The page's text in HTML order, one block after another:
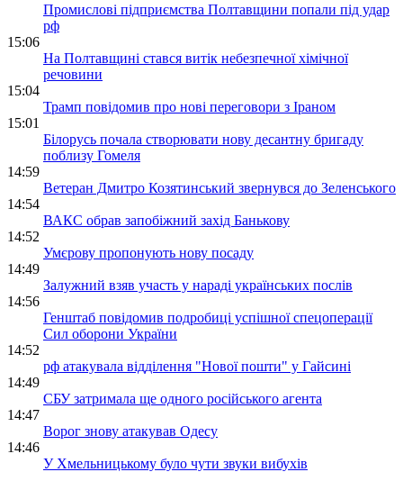
Промислові підприємства Полтавщини попали під удар
рф
15:06
На Полтавщині стався витік небезпечної хімічної
речовини
15:04
Трамп повідомив про нові переговори з Іраном
15:01
Білорусь почала створювати нову десантну бригаду
поблизу Гомеля
14:59
Ветеран Дмитро Козятинський звернувся до Зеленського
14:54
ВАКС обрав запобіжний захід Банькову
14:52
Умєрову пропонують нову посаду
14:49
Залужний взяв участь у нараді українських послів
14:56
Генштаб повідомив подробиці успішної спецоперації
Сил оборони України
14:52
рф атакувала відділення "Нової пошти" у Гайсині
14:49
СБУ затримала ще одного російського агента
14:47
Ворог знову атакував Одесу
14:46
У Хмельницькому було чути звуки вибухів